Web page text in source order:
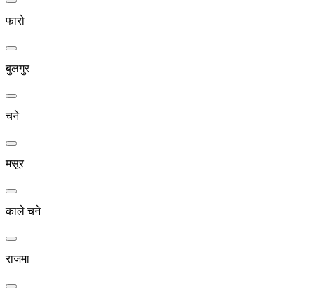
फारो
बुलगुर
चने
मसूर
काले चने
राजमा